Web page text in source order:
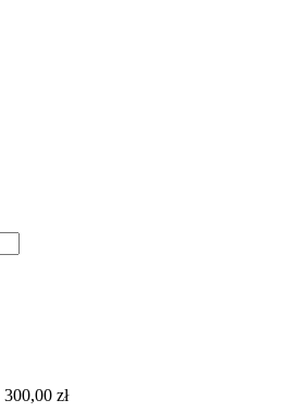
300,00 zł